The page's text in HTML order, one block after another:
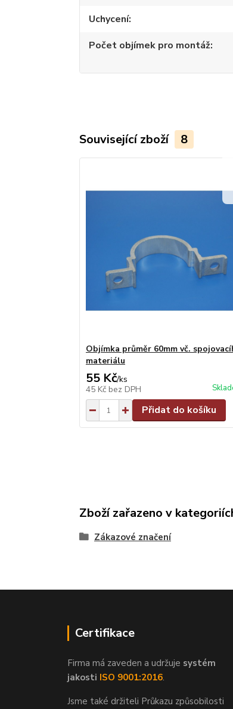
Uchycení
Počet objímek pro montáž
Související zboží 8
Objímka průměr 60mm vč.
materiálu
55 Kč/ks
45 Kč bez DPH
Přidat do košíku
Zboží zařazeno v
Zákazové značení
Certifikace
Firma má zaveden a udržuje systém
jakosti ISO 9001:2016.
Jsme také držiteli Průkazu způsobilosti